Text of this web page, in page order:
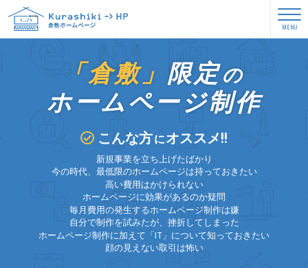
toggle
MENU
「倉敷」 限定の
ホームページ制作
こんな方にオススメ!!
新規事業を立ち上げたばかり
今の時代、最低限のホームページは持っておきたい
高い費用はかけられない
ホームページに効果があるのか疑問
毎月費用の発生するホームページ制作は嫌
自分で制作を試みたが、挫折してしまった
ホームページ制作に加えて「IT」について知っておきたい
顔の見えない取引は怖い